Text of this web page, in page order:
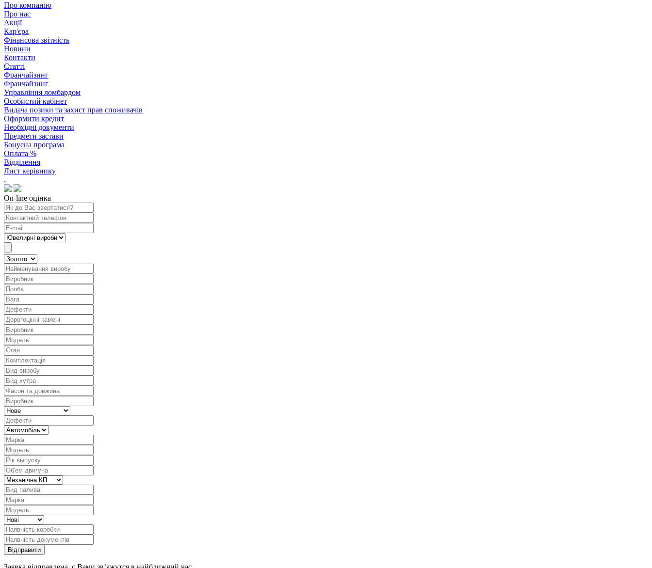
Про компанію
Про нас
Акції
Кар'єра
Фінансова звітність
Новини
Контакти
Статті
Франчайзинг
Франчайзинг
Управління ломбардом
Особистий кабінет
Видача позики та захист прав споживачів
Оформити кредит
Необхідні документи
Предмети застави
Бонусна програма
Оплата %
Відділення
Лист керівнику
.
On-line оцінка